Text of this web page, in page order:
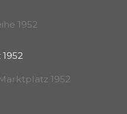
1952
1952